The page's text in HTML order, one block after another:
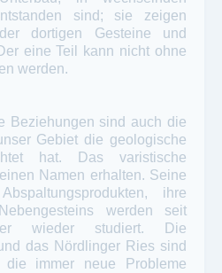
sind; sie zeigen
dortigen Gesteine und
eine Teil kann nicht ohne
werden.
Beziehungen sind auch die
Gebiet die geologische
hat. Das varistische
Namen erhalten. Seine
ihre
werden seit
wieder studiert. Die
das Nördlinger Ries sind
die immer neue Probleme